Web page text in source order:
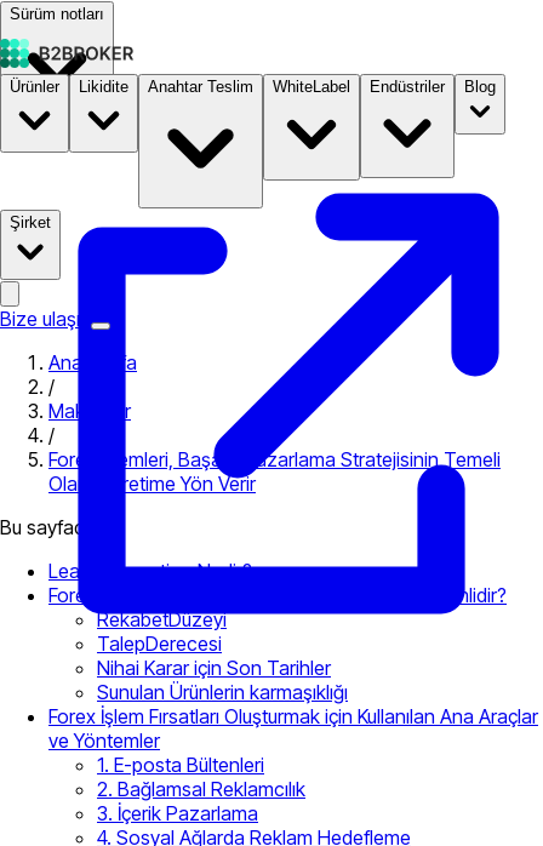
Sürüm notları
Dokümantasyon Fiyatlandırma B2STORE
Ürünler Likidite Anahtar Teslim WhiteLabel Endüstriler Blog
Şirket
Bize ulaşın
Ana Sayfa
/
Makaleler
/
Forex İşlemleri, Başarılı Pazarlama Stratejisinin Temeli
Olarak Üretime Yön Verir
Bu sayfada
Lead Generation Nedir?
Forex İşlemlerinde Lead Generation Neden Önemlidir?
RekabetDüzeyi
TalepDerecesi
Nihai Karar için Son Tarihler
Sunulan Ürünlerin karmaşıklığı
Forex İşlem Fırsatları Oluşturmak için Kullanılan Ana Araçlar
ve Yöntemler
1. E-posta Bültenleri
2. Bağlamsal Reklamcılık
3. İçerik Pazarlama
4. Sosyal Ağlarda Reklam Hedefleme